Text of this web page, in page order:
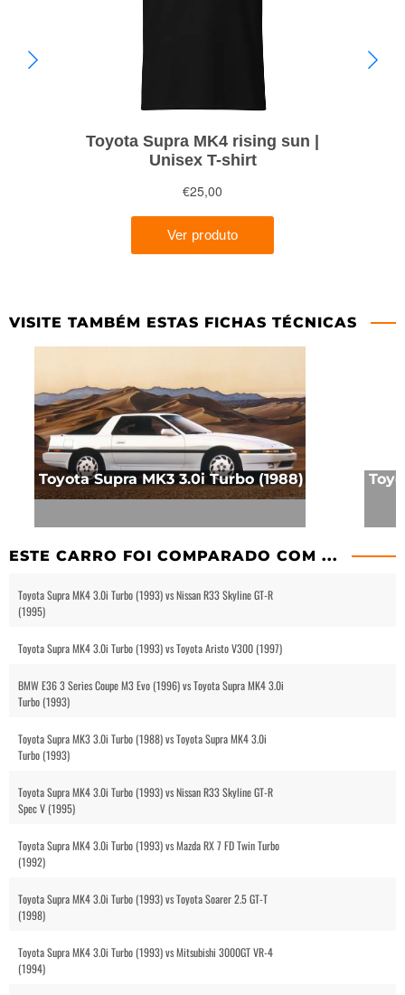
VISITE TAMBÉM ESTAS FICHAS TÉCNICAS
Toyota Supra MK3 3.0i Turbo (1988)
ESTE CARRO FOI COMPARADO COM ...
Toyota Supra MK4 3.0i Turbo (1993) vs Nissan R33 Skyline GT-R
(1995)
Toyota Supra MK4 3.0i Turbo (1993) vs Toyota Aristo V300 (1997)
BMW E36 3 Series Coupe M3 Evo (1996) vs Toyota Supra MK4 3.0i
Turbo (1993)
Toyota Supra MK3 3.0i Turbo (1988) vs Toyota Supra MK4 3.0i
Turbo (1993)
Toyota Supra MK4 3.0i Turbo (1993) vs Nissan R33 Skyline GT-R
Spec V (1995)
Toyota Supra MK4 3.0i Turbo (1993) vs Mazda RX 7 FD Twin Turbo
(1992)
Toyota Supra MK4 3.0i Turbo (1993) vs Toyota Soarer 2.5 GT-T
(1998)
Toyota Supra MK4 3.0i Turbo (1993) vs Mitsubishi 3000GT VR-4
(1994)